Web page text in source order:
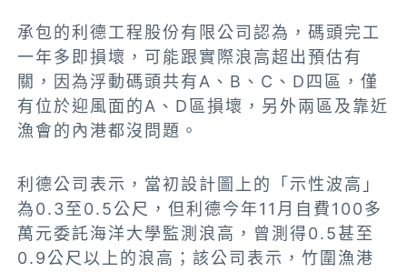
承包的利德工程股份有限公司認為，碼頭完工
一年多即損壞，可能跟實際浪高超出預估有
關，因為浮動碼頭共有A、B、C、D四區，僅
有位於迎風面的A、D區損壞，另外兩區及靠近
漁會的內港都沒問題。
利德公司表示，當初設計圖上的「示性波高」
為0.3至0.5公尺，但利德今年11月自費100多
萬元委託海洋大學監測浪高，曾測得0.5甚至
0.9公尺以上的浪高；該公司表示，竹圍漁港